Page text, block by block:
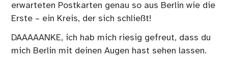
erwarteten Postkarten genau so aus Berlin wie die
Erste – ein Kreis, der sich schließt!
DAAAAANKE, ich hab mich riesig gefreut, dass du
mich Berlin mit deinen Augen hast sehen lassen.